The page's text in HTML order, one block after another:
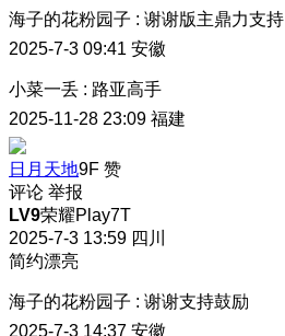
海子的花粉园子 : 谢谢版主鼎力支持
2025-7-3 09:41 安徽
小菜一丢 : 路亚高手
2025-11-28 23:09 福建
日月天地9F 赞
评论 举报
LV9荣耀Play7T
2025-7-3 13:59 四川
简约漂亮
海子的花粉园子 : 谢谢支持鼓励
2025-7-3 14:37 安徽